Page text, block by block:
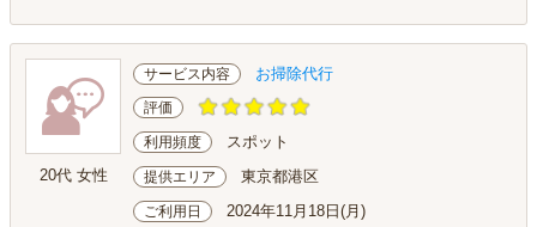
20代 女性
サービス内容 お掃除代行
評価
利用頻度 スポット
提供エリア 東京都港区
ご利用日 2024年11月18日(月)